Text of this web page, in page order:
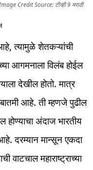
Credit Source: टीव्ही 9 मराठी
त्यामुळे शेतकऱ्यांची
आगमनाला विलंब होईल
देखील होतो. मात्र
आहे. ती म्हणजे पुढील
अंदाज भारतीय
दरम्यान मान्सून एकदा
वाटचाल महाराष्ट्राच्या